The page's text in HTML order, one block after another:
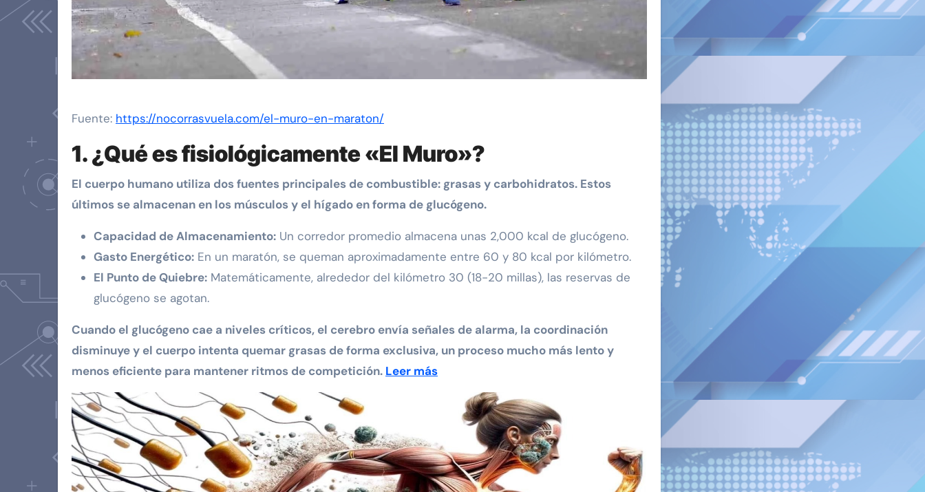
Fuente: https://nocorrasvuela.com/el-muro-en-maraton/
1. ¿Qué es fisiológicamente «El Muro»?
El cuerpo humano utiliza dos fuentes principales de combustible: grasas y carbohidratos. Estos
últimos se almacenan en los músculos y el hígado en forma de glucógeno.
Capacidad de Almacenamiento: Un corredor promedio almacena unas 2,000 kcal de glucógeno.
Gasto Energético: En un maratón, se queman aproximadamente entre 60 y 80 kcal por kilómetro.
El Punto de Quiebre: Matemáticamente, alrededor del kilómetro 30 (18-20 millas), las reservas de
glucógeno se agotan.
Cuando el glucógeno cae a niveles críticos, el cerebro envía señales de alarma, la coordinación
disminuye y el cuerpo intenta quemar grasas de forma exclusiva, un proceso mucho más lento y
menos eficiente para mantener ritmos de competición. Leer más